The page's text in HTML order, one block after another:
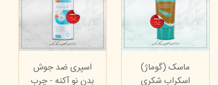
ماسک (گوماژ)
اسکراب شکری
اسپری ضد جوش
بدن نو آکنه - چرب